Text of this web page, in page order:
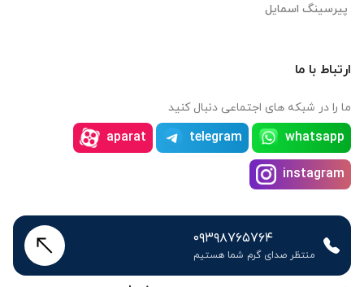
پیرسینگ اسمایل
ارتباط با ما
ما را در شبکه های اجتماعی دنبال کنید
whatsapp
telegram
aparat
instagram
۰۹۳۹۸۷۶۵۷۶۴
منتظر صدای گرم شما هستیم